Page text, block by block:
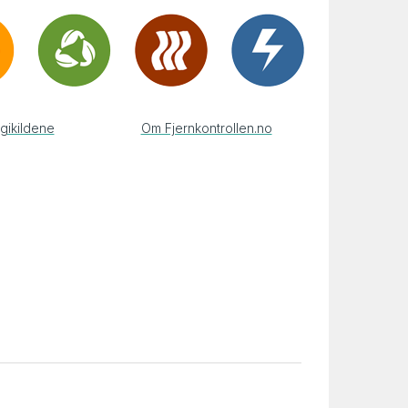
Om Fjernkontrollen.no